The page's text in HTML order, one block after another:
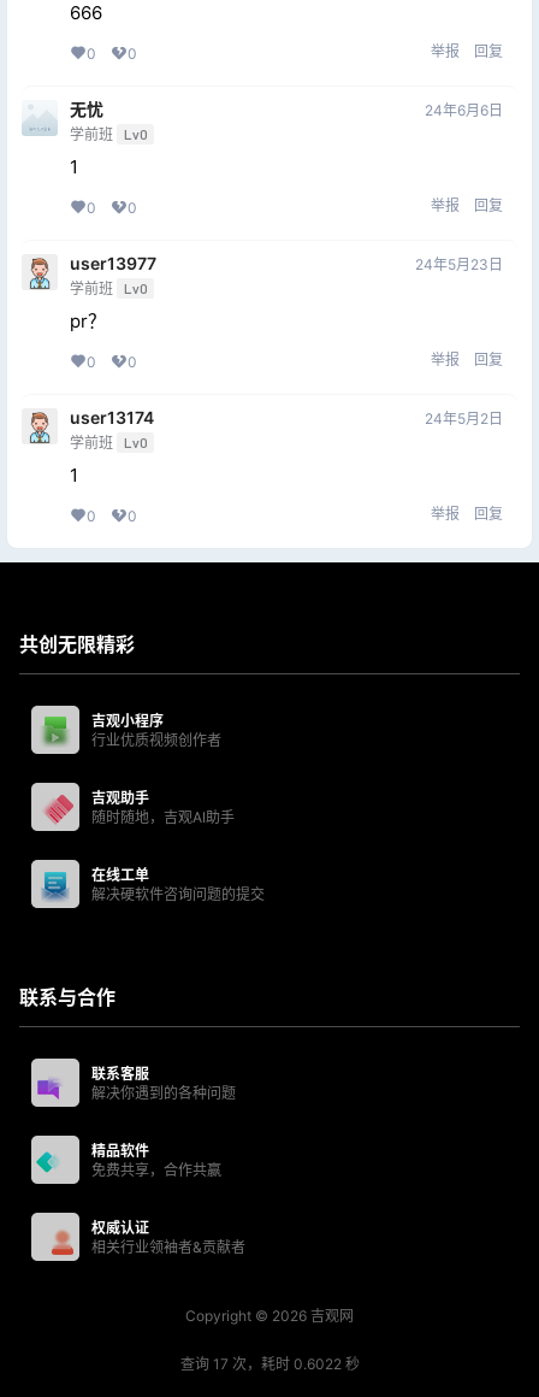
666
0 0 举报 回复
无忧
学前班 Lv0
24年6月6日
1
0 0 举报 回复
user13977
学前班 Lv0
24年5月23日
pr？
0 0 举报 回复
user13174
学前班 Lv0
24年5月2日
1
0 0 举报 回复
共创无限精彩
吉观小程序
行业优质视频创作者
吉观助手
随时随地，吉观AI助手
在线工单
解决硬软件咨询问题的提交
联系与合作
联系客服
解决你遇到的各种问题
精品软件
免费共享，合作共赢
权威认证
相关行业领袖者&贡献者
Copyright © 2026 吉观网
查询 17 次，耗时 0.6022 秒